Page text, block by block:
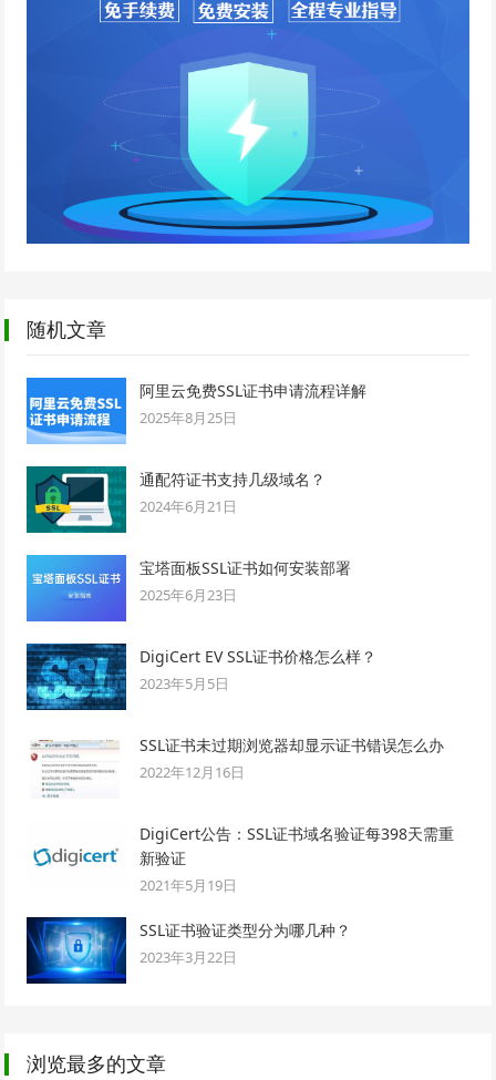
随机文章
阿里云免费SSL证书申请流程详解
2025年8月25日
通配符证书支持几级域名？
2024年6月21日
宝塔面板SSL证书如何安装部署
2025年6月23日
DigiCert EV SSL证书价格怎么样？
2023年5月5日
SSL证书未过期浏览器却显示证书错误怎么办
2022年12月16日
DigiCert公告：SSL证书域名验证每398天需重
新验证
2021年5月19日
SSL证书验证类型分为哪几种？
2023年3月22日
浏览最多的文章